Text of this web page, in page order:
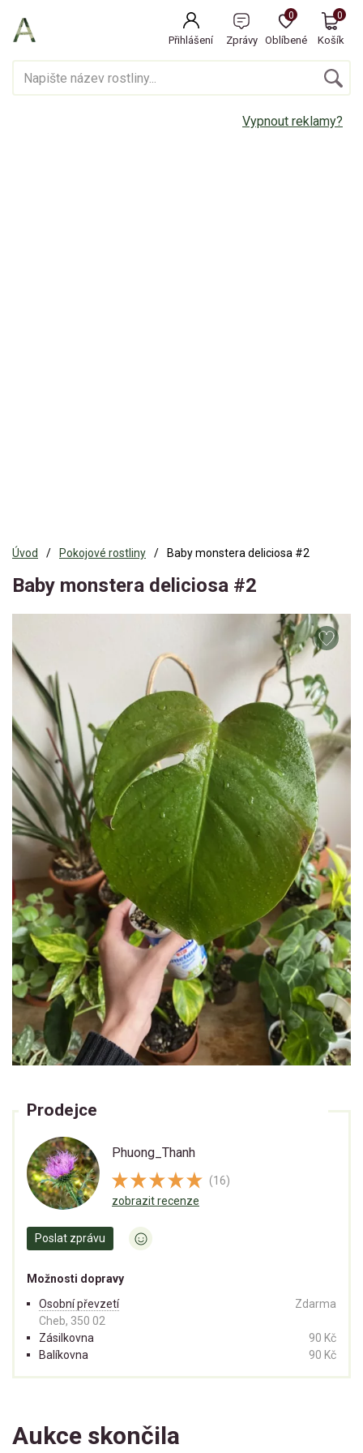
Přihlášení Zprávy Oblíbené
0
Košík
0
Vypnout reklamy?
Úvod Pokojové rostliny Baby monstera deliciosa #2
Baby monstera deliciosa #2
Prodejce
Phuong_Thanh
(16)
zobrazit recenze
Poslat zprávu
Možnosti dopravy
Osobní převzetí
Cheb, 350 02
Zdarma
Zásilkovna
90 Kč
Balíkovna
90 Kč
Aukce skončila